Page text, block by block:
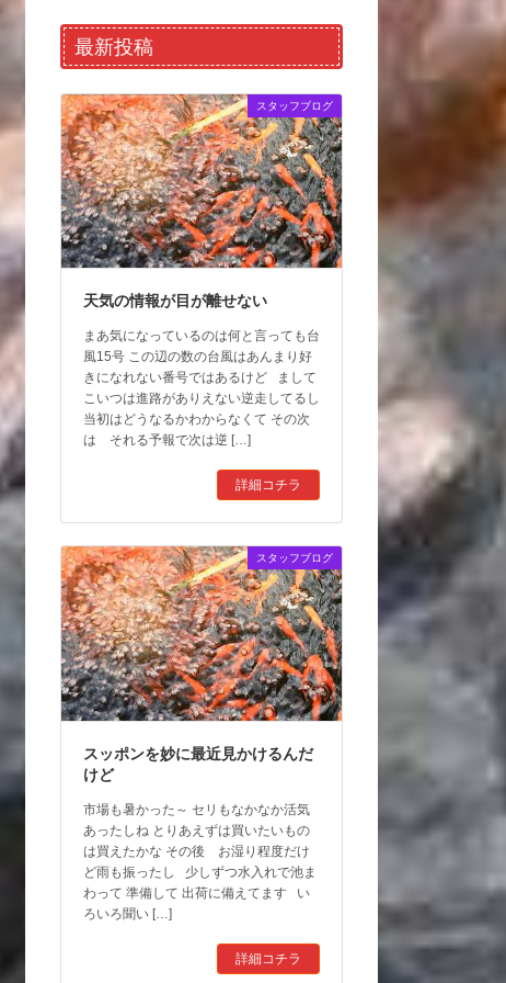
最新投稿
スタッフブログ
天気の情報が目が離せない
まあ気になっているのは何と言っても台
風15号 この辺の数の台風はあんまり好
きになれない番号ではあるけど まして
こいつは進路がありえない逆走してるし
当初はどうなるかわからなくて その次
は それる予報で次は逆 […]
詳細コチラ
スタッフブログ
スッポンを妙に最近見かけるんだ
けど
市場も暑かった～ セリもなかなか活気
あったしね とりあえずは買いたいもの
は買えたかな その後 お湿り程度だけ
ど雨も振ったし 少しずつ水入れで池ま
わって 準備して 出荷に備えてます い
ろいろ聞い […]
詳細コチラ